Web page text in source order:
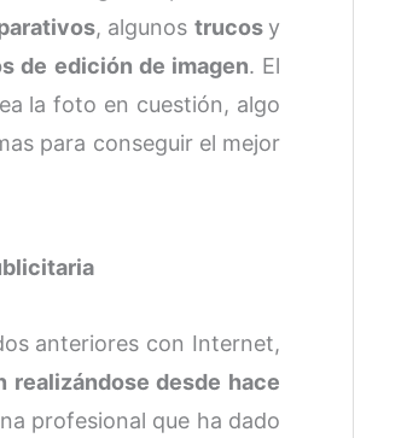
, algunos trucosy
de edición de imagen. El
la foto en cuestión, algo
para conseguir el mejor
anteriores con Internet,
realizándose desde hace
profesional que ha dado